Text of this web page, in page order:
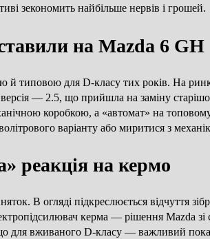
зекономить найбільше нервів і грошей.
на Mazda 6 GH
й типовою для D-класу тих років. На
— 2.5, що прийшла на заміну
коробкою, а «автомат» на
варіанту або миритися з
реакція на кермо
В огляді підкреслюється відчуття
керма — рішення Mazda
що для вживаного D-класу — важливий